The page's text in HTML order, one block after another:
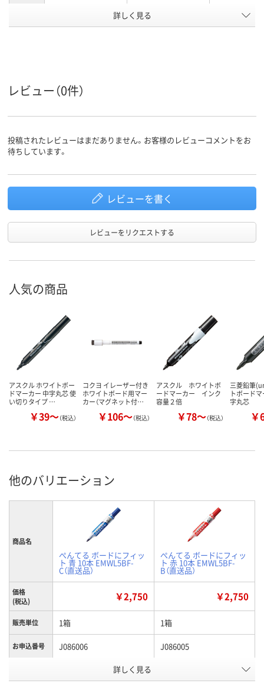
中字丸芯、中字
ペン先形
状
丸芯
直液式 中綿式 中綿式
アスクル
商品環境
詳しく見る
レビュー（0件）
投稿されたレビューはまだありません。お客様のレビューコメントをお
待ちしています。
レビューを書く
レビューをリクエストする
人気の商品
アスクル ホワイトボー
ドマーカー 中字丸芯 使
い切りタイプ …
￥39～（税込）
コクヨ イレーザー付き
ホワイトボード用マー
カー（マグネット付…
￥106～（税込）
アスクル ホワイトボ
ードマーカー インク
容量２倍
￥78～（税込）
三菱鉛筆
トボード
字丸芯
￥
他のバリエーション
商品名
ぺんてる ボードにフィッ
ト 青 10本 EMWL5BF-
C（直送品）
ぺんてる ボードにフィッ
ト 赤 10本 EMWL5BF-
B（直送品）
価格
(税込)
￥2,750 ￥2,750
販売単位 1箱 1箱
お申込番号 J086006 J086005
詳しく見る